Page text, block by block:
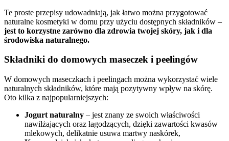
Te proste przepisy udowadniają, jak łatwo można przygotować
naturalne kosmetyki w domu przy użyciu dostępnych składników –
jest to korzystne zarówno dla zdrowia twojej skóry, jak i dla
środowiska naturalnego.
Składniki do domowych maseczek i peelingów
W domowych maseczkach i peelingach można wykorzystać wiele
naturalnych składników, które mają pozytywny wpływ na skórę.
Oto kilka z najpopularniejszych:
Jogurt naturalny – jest znany ze swoich właściwości
nawilżających oraz łagodzących, dzięki zawartości kwasów
mlekowych, delikatnie usuwa martwy naskórek,